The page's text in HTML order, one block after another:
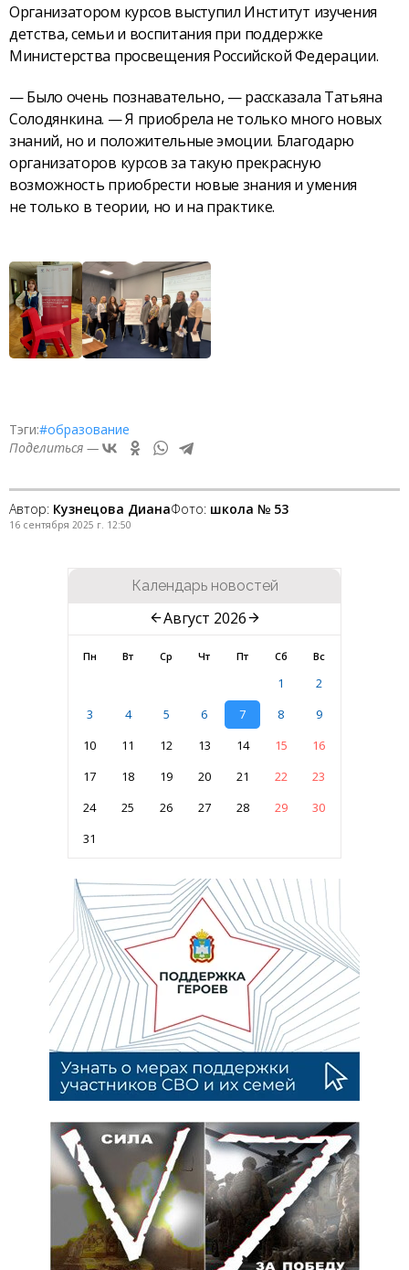
Организатором курсов выступил Институт изучения
детства, семьи и воспитания при поддержке
Министерства просвещения Российской Федерации.
— Было очень познавательно, — рассказала Татьяна
Солодянкина. — Я приобрела не только много новых
знаний, но и положительные эмоции. Благодарю
организаторов курсов за такую прекрасную
возможность приобрести новые знания и умения
не только в теории, но и на практике.
Тэги:#образование
Поделиться —
Автор: Кузнецова ДианаФото: школа № 53
16 сентября 2025 г. 12:50
Календарь новостей
Август 2026
Пн Вт Ср Чт Пт Сб Вс
1
2
3
4 5 6 7 8
9
10
11 12 13 14 15
16
17
18 19 20 21 22
23
24
25 26 27 28 29
30
31